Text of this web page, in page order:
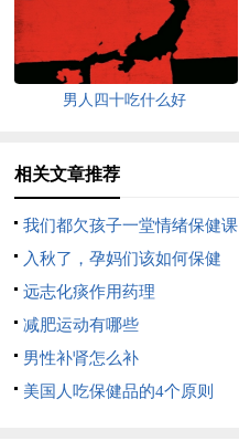
男人四十吃什么好
相关文章推荐
我们都欠孩子一堂情绪保健课
入秋了，孕妈们该如何保健
呢？
远志化痰作用药理
减肥运动有哪些
男性补肾怎么补
美国人吃保健品的4个原则